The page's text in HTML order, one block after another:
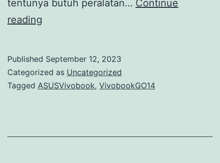
tentunya butuh peralatan… Continue
reading
Gue
banget,
GO
Published September 12, 2023
Categorized as Uncategorized
Tagged ASUSVivobook, VivobookGO14